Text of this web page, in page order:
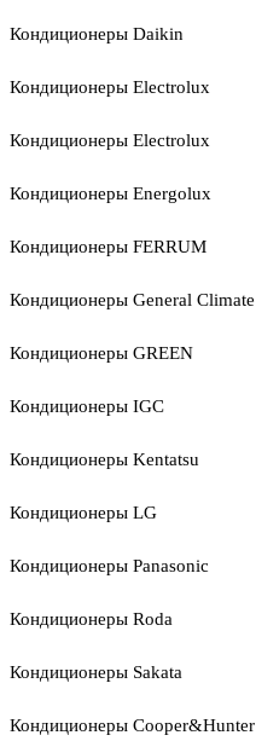
Кондиционеры Daikin
Кондиционеры Electrolux
Кондиционеры Electrolux
Кондиционеры Energolux
Кондиционеры FERRUM
Кондиционеры General Climate
Кондиционеры GREEN
Кондиционеры IGC
Кондиционеры Kentatsu
Кондиционеры LG
Кондиционеры Panasonic
Кондиционеры Roda
Кондиционеры Sakata
Кондиционеры Cooper&Hunter